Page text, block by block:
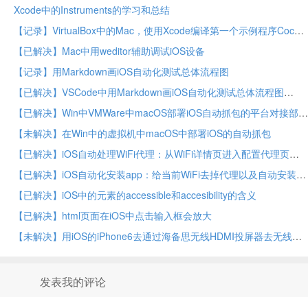
Xcode中的Instruments的学习和总结
【记录】VirtualBox中的Mac，使用Xcode编译第一个示例程序CocoaNotepad
【已解决】Mac中用weditor辅助调试iOS设备
【记录】用Markdown画iOS自动化测试总体流程图
【已解决】VSCode中用Markdown画iOS自动化测试总体流程图
【已解决】Win中VMWare中macOS部署iOS自动抓包的平台对接部分
【未解决】在Win中的虚拟机中macOS中部署iOS的自动抓包
【已解决】iOS自动处理WiFi代理：从WiFi详情页进入配置代理页面
【已解决】iOS自动化安装app：给当前WiFi去掉代理以及自动安装app后再恢复之前代理
【已解决】iOS中的元素的accessible和accesibility的含义
【已解决】html页面在iOS中点击输入框会放大
【未解决】用iOS的iPhone6去通过海备思无线HDMI投屏器去无线投屏
发表我的评论